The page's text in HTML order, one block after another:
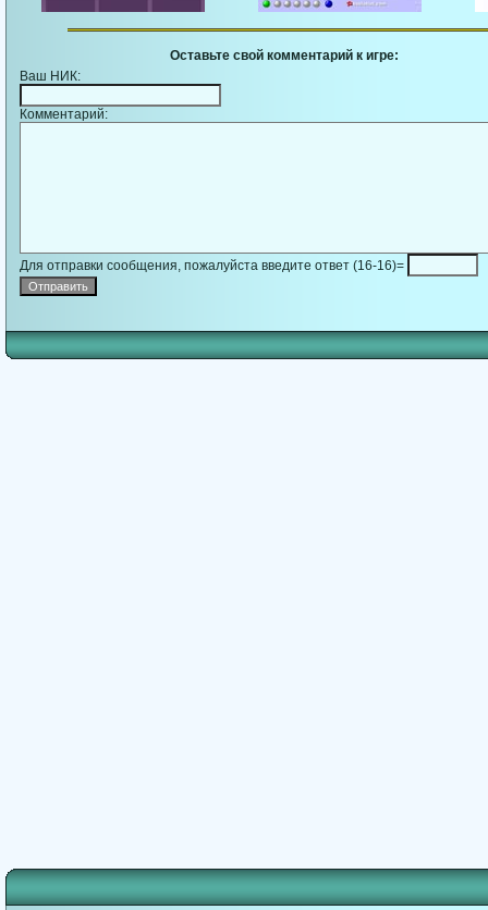
Оставьте свой комментарий к игре:
Ваш НИК:
Комментарий:
Для отправки сообщения, пожалуйста введите ответ (16-16)=